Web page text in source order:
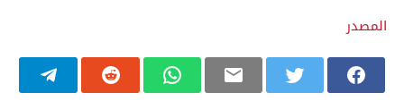
المصدر